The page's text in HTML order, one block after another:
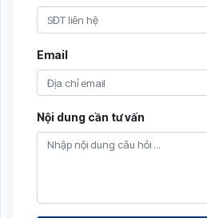
Email
Nội dung cần tư vấn